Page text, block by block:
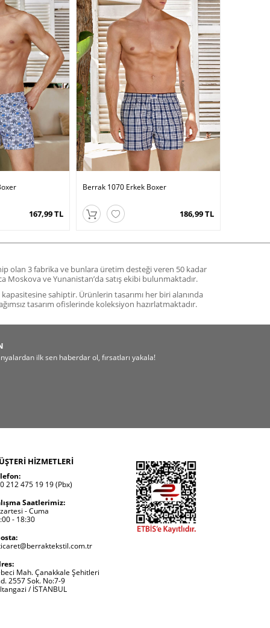
167,99 TL
Berrak 1070 Erkek Boxer
186,99 TL
olan 3 fabrika ve bunlara üretim desteği veren 50 kadar
Moskova ve Yunanistan’da satış ekibi bulunmaktadır.
sahiptir. Ürünlerin tasarımı her biri alanında
tasarım ofislerinde koleksiyon hazırlatmaktadır.
ilk sen haberdar ol, fırsatları yakala!
HİZMETLERİ
212 475 19 19 (Pbx)
Saatlerimiz:
- Cuma
- 18:30
Mah. Çanakkale Şehitleri
2557 Sok. No:7-9
/ İSTANBUL